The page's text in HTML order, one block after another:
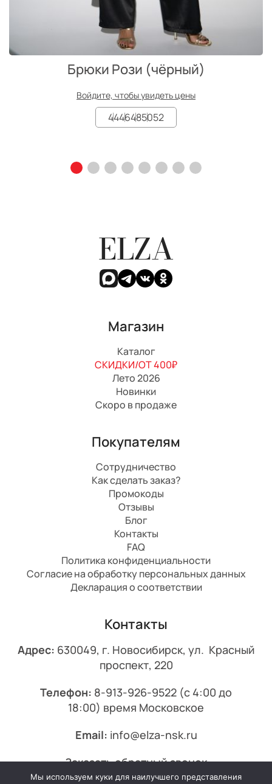
Брюки Рози (чёрный)
Войдите, чтобы увидеть цены
4446485052
ELZA
Магазин
Каталог
СКИДКИ/ОТ 400₽
Лето 2026
Новинки
Скоро в продаже
Покупателям
Сотрудничество
Как сделать заказ?
Промокоды
Отзывы
Блог
Контакты
FAQ
Политика конфиденциальности
Согласие на обработку персональных данных
Декларация о соответствии
Контакты
Адрес: 630049, г. Новосибирск, ул. Красный
проспект, 220
Телефон: 8-913-926-9522 (с 4:00 до
18:00) время Московское
Email: info@elza-nsk.ru
Заказать обратный звонок
Мы используем куки для наилучшего представления